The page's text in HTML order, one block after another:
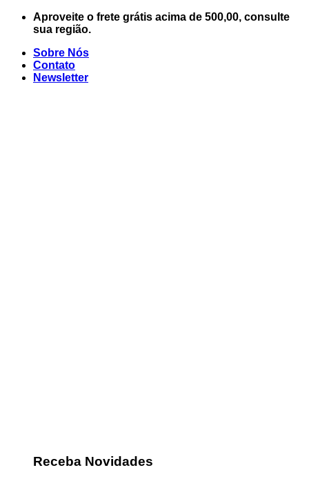
Skip
Aproveite o frete grátis acima de 500,00, consulte
sua região.
Sobre Nós
Contato
Newsletter
Receba Novidades